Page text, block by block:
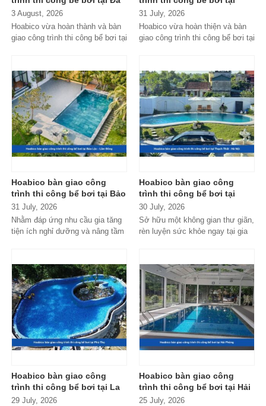
Nẵng
3 August, 2026
Hoabico vừa hoàn thành và bàn
giao công trình thi công bể bơi tại
quận 1, HCM
31 July, 2026
Hoabico vừa hoàn thiện và bàn
giao công trình thi công bể bơi tại
Hoabico bàn giao công
trình thi công bể bơi tại Bảo
Lộc - Lâm Đồng
31 July, 2026
Nhằm đáp ứng nhu cầu gia tăng
tiện ích nghỉ dưỡng và nâng tầm
Hoabico bàn giao công
trình thi công bể bơi tại
Thạch Thất - Hà Nội
30 July, 2026
Sở hữu một không gian thư giãn,
rèn luyện sức khỏe ngay tại gia
Hoabico bàn giao công
trình thi công bể bơi tại La
Phủ - Phú Thọ
29 July, 2026
Hoabico bàn giao công
trình thi công bể bơi tại Hải
Phòng
25 July, 2026